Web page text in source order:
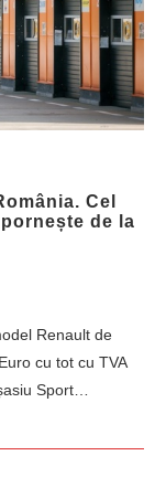
Cel
de la
Renault de
cu tot cu TVA
Sport…